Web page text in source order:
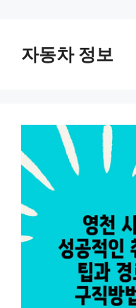
content자동차 정보